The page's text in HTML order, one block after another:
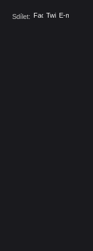
Sdílet: Facebook
TwitterE-mail